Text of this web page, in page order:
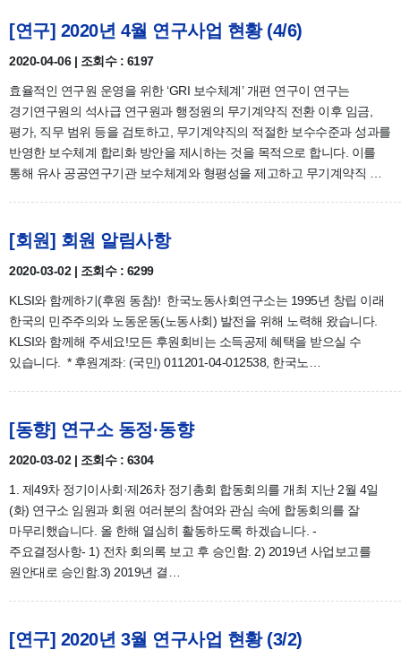
[연구] 2020년 4월 연구사업 현황 (4/6)
2020-04-06 | 조회수 : 6197
효율적인 연구원 운영을 위한 ‘GRI 보수체계’ 개편 연구이 연구는
경기연구원의 석사급 연구원과 행정원의 무기계약직 전환 이후 임금,
평가, 직무 범위 등을 검토하고, 무기계약직의 적절한 보수수준과 성과를
반영한 보수체계 합리화 방안을 제시하는 것을 목적으로 합니다. 이를
통해 유사 공공연구기관 보수체계와 형평성을 제고하고 무기계약직 …
[회원] 회원 알림사항
2020-03-02 | 조회수 : 6299
KLSI와 함께하기(후원 동참)! 한국노동사회연구소는 1995년 창립 이래
한국의 민주주의와 노동운동(노동사회) 발전을 위해 노력해 왔습니다.
KLSI와 함께해 주세요!모든 후원회비는 소득공제 혜택을 받으실 수
있습니다. * 후원계좌: (국민) 011201-04-012538, 한국노…
[동향] 연구소 동정·동향
2020-03-02 | 조회수 : 6304
1. 제49차 정기이사회·제26차 정기총회 합동회의를 개최 지난 2월 4일
(화) 연구소 임원과 회원 여러분의 참여와 관심 속에 합동회의를 잘
마무리했습니다. 올 한해 열심히 활동하도록 하겠습니다. -
주요결정사항- 1) 전차 회의록 보고 후 승인함. 2) 2019년 사업보고를
원안대로 승인함.3) 2019년 결…
[연구] 2020년 3월 연구사업 현황 (3/2)